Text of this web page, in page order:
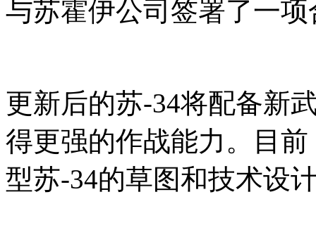
与苏霍伊公司签署了一
更新后的苏-34将配备新
得更强的作战能力。目
型苏-34的草图和技术设